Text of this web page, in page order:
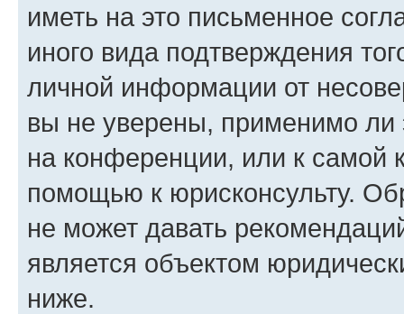
иметь на это письменное
иного вида подтверждения
личной информации от
вы не уверены, применимо ли
на конференции, или к самой
помощью к юрисконсульту.
не может давать
является объектом
ниже.